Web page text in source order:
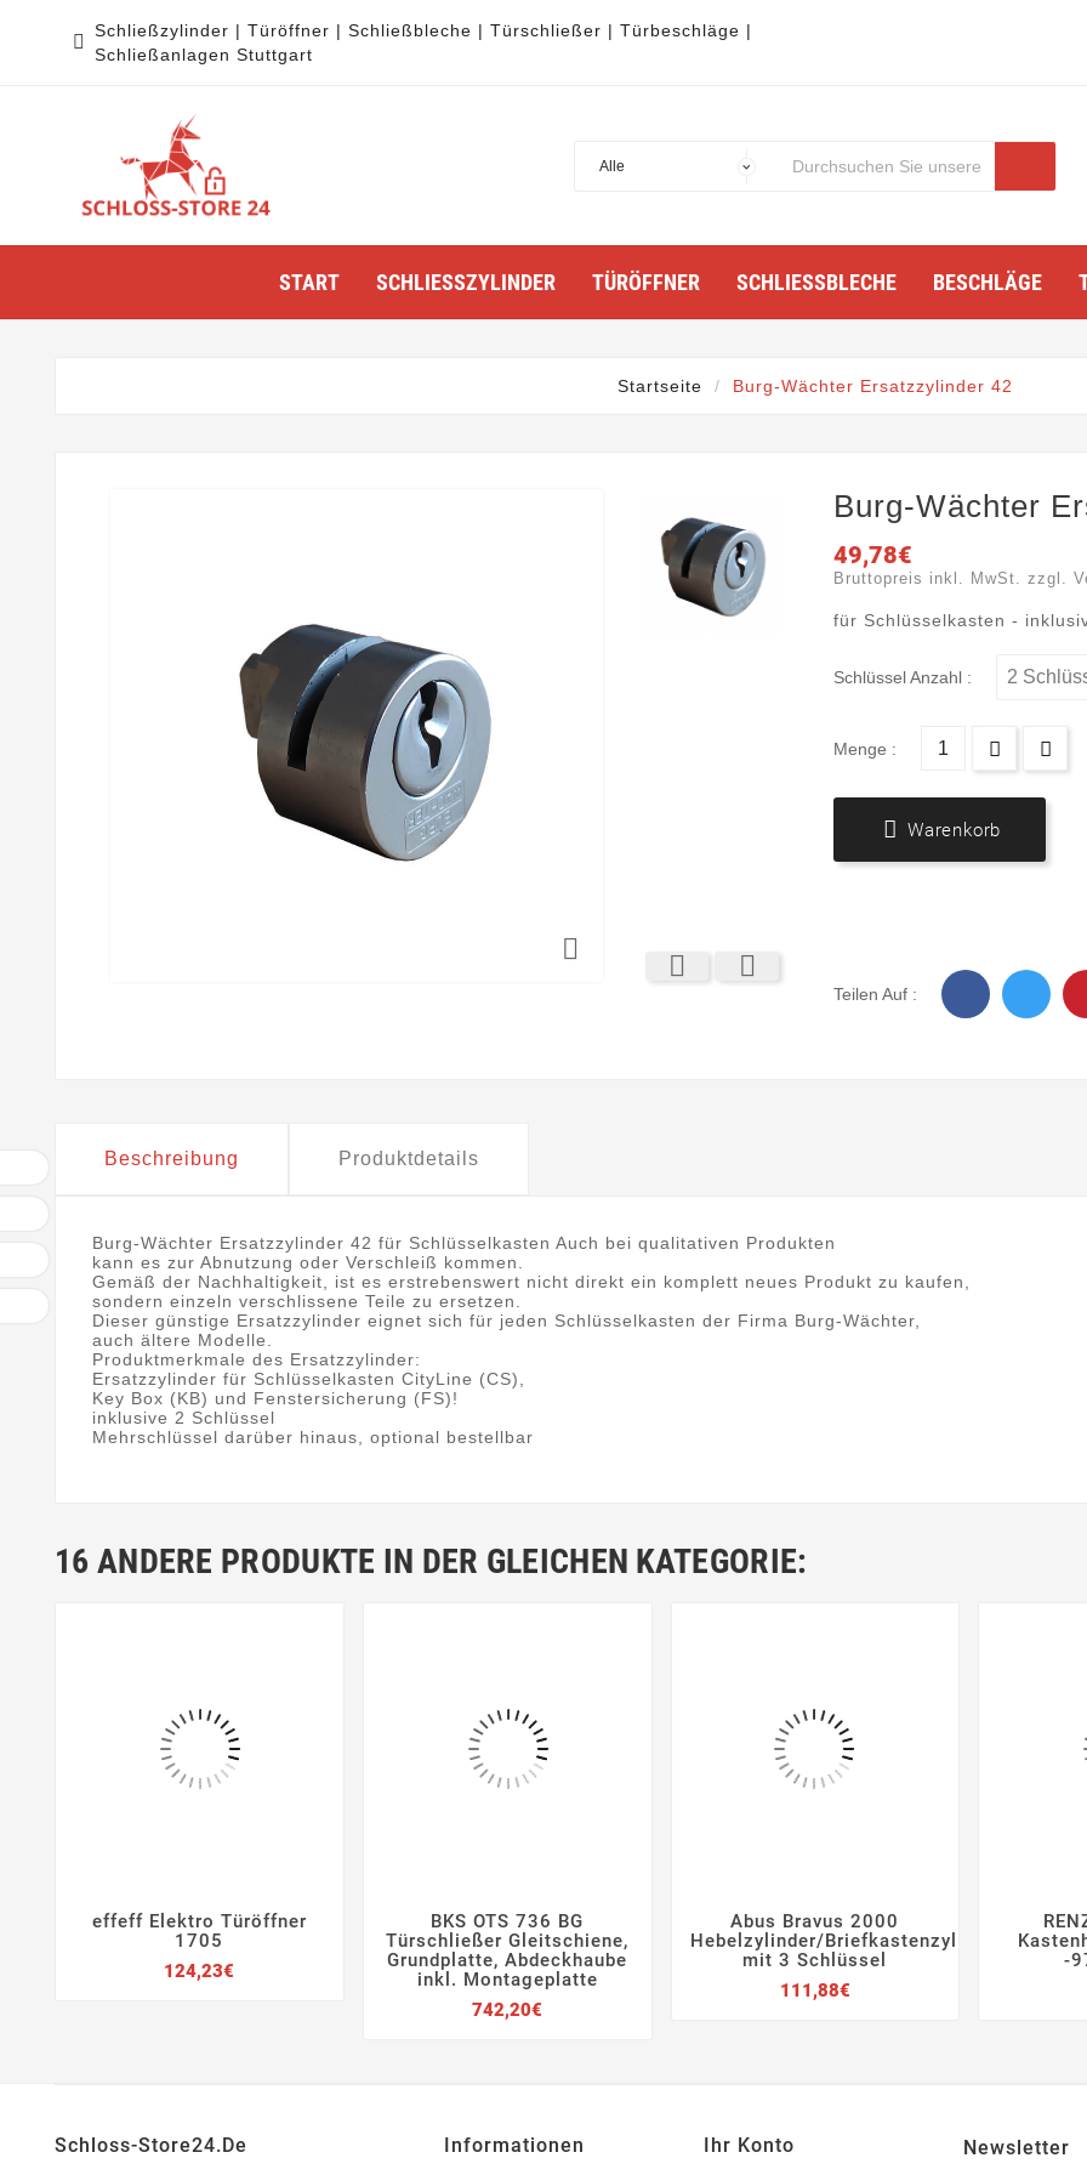

Schließzylinder | Türöffner | Schließbleche | Türschließer | Türbeschläge |
Schließanlagen Stuttgart
START SCHLIESSZYLINDER TÜRÖFFNER SCHLIESSBLECHE BESCHLÄGE
Startseite Burg-Wächter Ersatzzylinder 42

 
Burg-Wächter
49,78€
Bruttopreis inkl. MwSt. zzgl.
für Schlüsselkasten -
Schlüssel Anzahl :
Menge :
 Warenkorb
Teilen Auf :
Beschreibung Produktdetails
Burg-Wächter Ersatzzylinder 42 für Schlüsselkasten Auch bei qualitativen Produkten
kann es zur Abnutzung oder Verschleiß kommen.
Gemäß der Nachhaltigkeit, ist es erstrebenswert nicht direkt ein komplett neues Produkt zu kaufen,
sondern einzeln verschlissene Teile zu ersetzen.
Dieser günstige Ersatzzylinder eignet sich für jeden Schlüsselkasten der Firma Burg-Wächter,
auch ältere Modelle.
Produktmerkmale des Ersatzzylinder:
Ersatzzylinder für Schlüsselkasten CityLine (CS),
Key Box (KB) und Fenstersicherung (FS)!
inklusive 2 Schlüssel
Mehrschlüssel darüber hinaus, optional bestellbar
16 ANDERE PRODUKTE IN DER GLEICHEN KATEGORIE:
 
effeff Elektro Türöffner
1705
124,23€
   
BKS OTS 736 BG
Türschließer Gleitschiene,
Grundplatte, Abdeckhaube
inkl. Montageplatte
742,20€
   
Abus Bravus 2000
Hebelzylinder/Briefkastenzylinder
mit 3 Schlüssel
111,88€Preis

-
Schloss-Store24.de Informationen Ihr Konto Newsletter